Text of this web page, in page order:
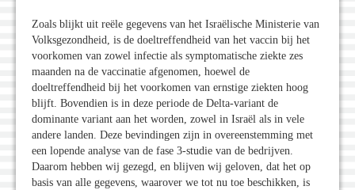
Zoals blijkt uit reële gegevens van het Israëlische Ministerie van
Volksgezondheid, is de doeltreffendheid van het vaccin bij het
voorkomen van zowel infectie als symptomatische ziekte zes
maanden na de vaccinatie afgenomen, hoewel de
doeltreffendheid bij het voorkomen van ernstige ziekten hoog
blijft. Bovendien is in deze periode de Delta-variant de
dominante variant aan het worden, zowel in Israël als in vele
andere landen. Deze bevindingen zijn in overeenstemming met
een lopende analyse van de fase 3-studie van de bedrijven.
Daarom hebben wij gezegd, en blijven wij geloven, dat het op
basis van alle gegevens, waarover we tot nu toe beschikken, is